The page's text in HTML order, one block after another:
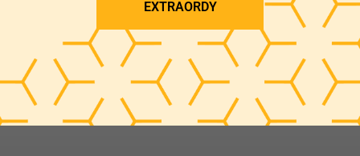
EXTRAORDY